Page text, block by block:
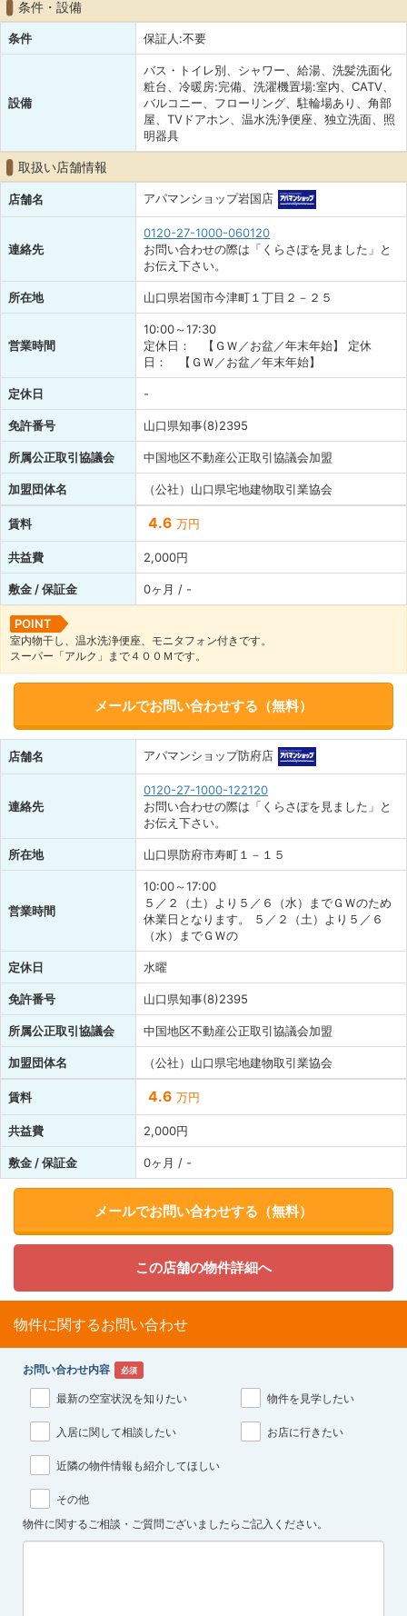
条件・設備
条件 保証人:不要
設備
バス・トイレ別、シャワー、給湯、洗髪洗面化
粧台、冷暖房:完備、洗濯機置場:室内、CATV、
バルコニー、フローリング、駐輪場あり、角部
屋、TVドアホン、温水洗浄便座、独立洗面、照
明器具
取扱い店舗情報
店舗名 アパマンショップ岩国店
連絡先
0120-27-1000-060120
お問い合わせの際は「くらさぽを見ました」と
お伝え下さい。
所在地 山口県岩国市今津町１丁目２－２５
営業時間
10:00～17:30
定休日： 【ＧＷ／お盆／年末年始】 定休
日： 【ＧＷ／お盆／年末年始】
定休日 -
免許番号 山口県知事(8)2395
所属公正取引協議会 中国地区不動産公正取引協議会加盟
加盟団体名 （公社）山口県宅地建物取引業協会
賃料 4.6 万円
共益費 2,000円
敷金 / 保証金 0ヶ月 / -
POINT
室内物干し、温水洗浄便座、モニタフォン付きです。
スーパー「アルク」まで４００Ｍです。
メールでお問い合わせする（無料）
店舗名 アパマンショップ防府店
連絡先
0120-27-1000-122120
お問い合わせの際は「くらさぽを見ました」と
お伝え下さい。
所在地 山口県防府市寿町１－１５
営業時間
10:00～17:00
５／２（土）より５／６（水）までＧＷのため
休業日となります。 ５／２（土）より５／６
（水）までＧＷの
定休日 水曜
免許番号 山口県知事(8)2395
所属公正取引協議会 中国地区不動産公正取引協議会加盟
加盟団体名 （公社）山口県宅地建物取引業協会
賃料 4.6 万円
共益費 2,000円
敷金 / 保証金 0ヶ月 / -
メールでお問い合わせする（無料）
この店舗の物件詳細へ
物件に関するお問い合わせ
お問い合わせ内容 必須
最新の空室状況を知りたい 物件を見学したい
入居に関して相談したい お店に行きたい
近隣の物件情報も紹介してほしい
その他
物件に関するご相談・ご質問ございましたらご記入ください。